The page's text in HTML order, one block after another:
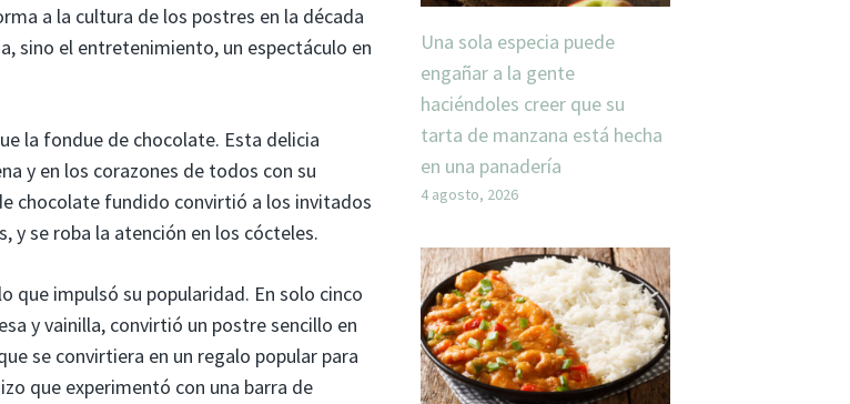
a la cultura de los postres en la década
sino el entretenimiento, un espectáculo en
la fondue de chocolate. Esta delicia
y en los corazones de todos con su
chocolate fundido convirtió a los invitados
y se roba la atención en los cócteles.
que impulsó su popularidad. En solo cinco
y vainilla, convirtió un postre sencillo en
se convirtiera en un regalo popular para
que experimentó con una barra de
Una sola especia puede
engañar a la gente
haciéndoles creer que su
tarta de manzana está hecha
en una panadería
4 agosto, 2026